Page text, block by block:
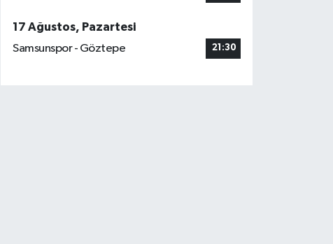
17 Ağustos, Pazartesi
Samsunspor - Göztepe
21:30